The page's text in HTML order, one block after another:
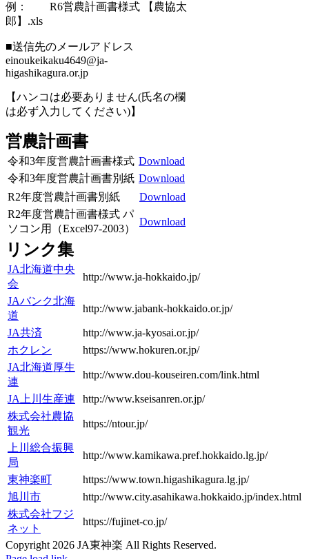
例： R6営農計画書様式 【農協太
郎】.xls
■送信先のメールアドレス
einoukeikaku4649@ja-
higashikagura.or.jp
【ハンコは必要ありません(氏名の欄
は必ず入力してください)】
営農計画書
令和3年度営農計画書様式 Download
令和3年度営農計画書別紙 Download
R2年度営農計画書別紙
Download
R2年度営農計画書様式 パ
ソコン用（Excel97-2003）
Download
リンク集
JA北海道中央
会
http://www.ja-hokkaido.jp/
JAバンク北海
道
http://www.jabank-hokkaido.or.jp/
JA共済
http://www.ja-kyosai.or.jp/
ホクレン
https://www.hokuren.or.jp/
JA北海道厚生
連
http://www.dou-kouseiren.com/link.html
JA上川生産連
http://www.kseisanren.or.jp/
株式会社農協
観光
https://ntour.jp/
上川総合振興
局
http://www.kamikawa.pref.hokkaido.lg.jp/
東神楽町
https://www.town.higashikagura.lg.jp/
旭川市
http://www.city.asahikawa.hokkaido.jp/index.html
株式会社フジ
ネット
https://fujinet-co.jp/
Copyright 2026 JA東神楽 All Rights Reserved.